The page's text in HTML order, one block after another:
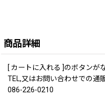
商品詳細
[ カートに入れる ]のボタンが
TEL,又はお問い合わせでの通
086-226-0210